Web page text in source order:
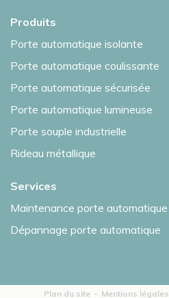
Produits
Porte automatique isolante
Porte automatique coulissante
Porte automatique sécurisée
Porte automatique lumineuse
Porte souple industrielle
Rideau métallique
Services
Maintenance porte automatique
Dépannage porte automatique
Plan du site Mentions légales